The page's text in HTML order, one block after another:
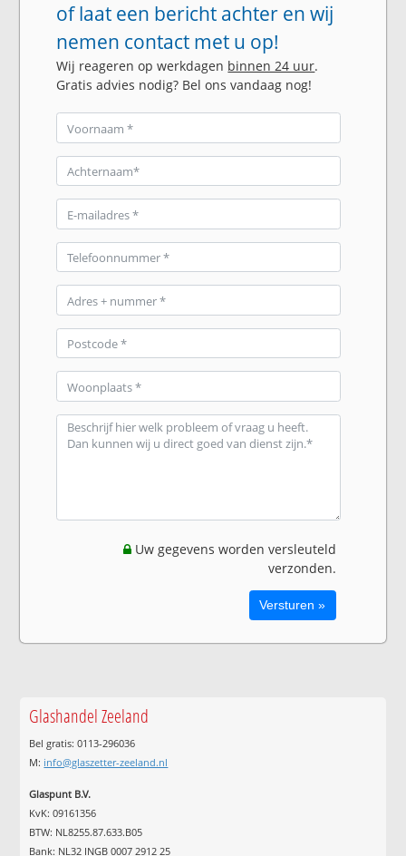
of laat een bericht achter en wij
nemen contact met u op!
Wij reageren op werkdagen binnen 24 uur.
Gratis advies nodig? Bel ons vandaag nog!
Uw gegevens worden versleuteld
verzonden.
Glashandel Zeeland
Bel gratis: 0113-296036
M: info@glaszetter-zeeland.nl
Glaspunt B.V.
KvK: 09161356
BTW: NL8255.87.633.B05
Bank: NL32 INGB 0007 2912 25